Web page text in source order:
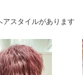
アスタイルがあります